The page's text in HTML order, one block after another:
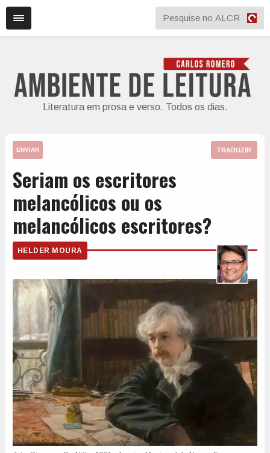
Literatura em prosa e verso. Todos os dias.
ENVIAR TRADUZIR
Seriam os escritores
melancólicos ou os
melancólicos escritores?
HELDER MOURA